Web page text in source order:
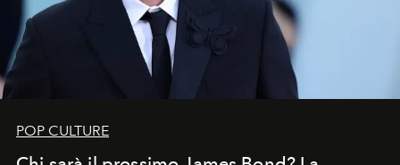
POP CULTURE